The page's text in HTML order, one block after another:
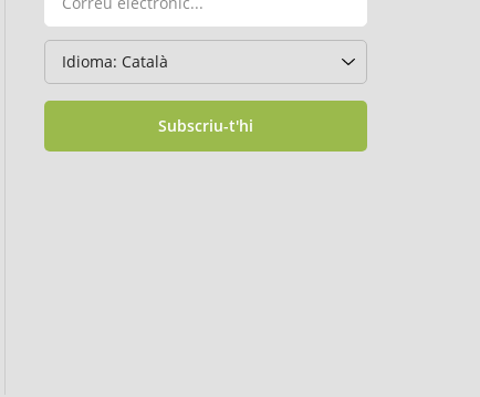
Subscriu-t'hi